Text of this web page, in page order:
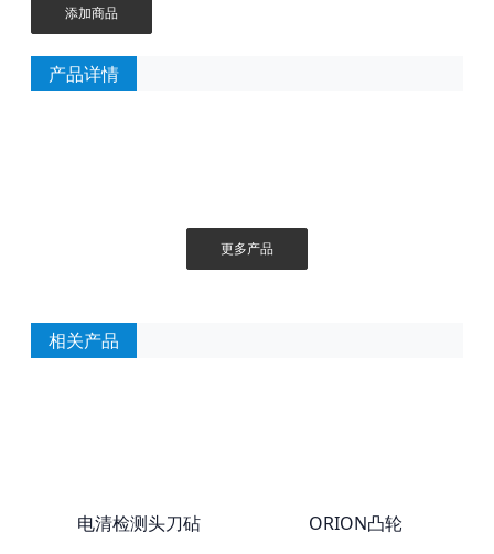
添加商品
产品详情
更多产品
相关产品
电清检测头刀砧 ORION凸轮